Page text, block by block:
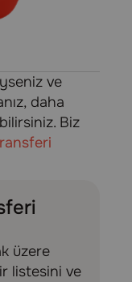
ve
daha
Biz
üzere
listesini ve